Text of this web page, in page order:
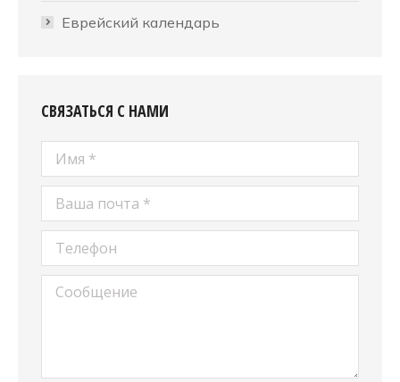
Еврейский календарь
СВЯЗАТЬСЯ С НАМИ
Имя *
Ваша почта *
Телефон
Сообщение